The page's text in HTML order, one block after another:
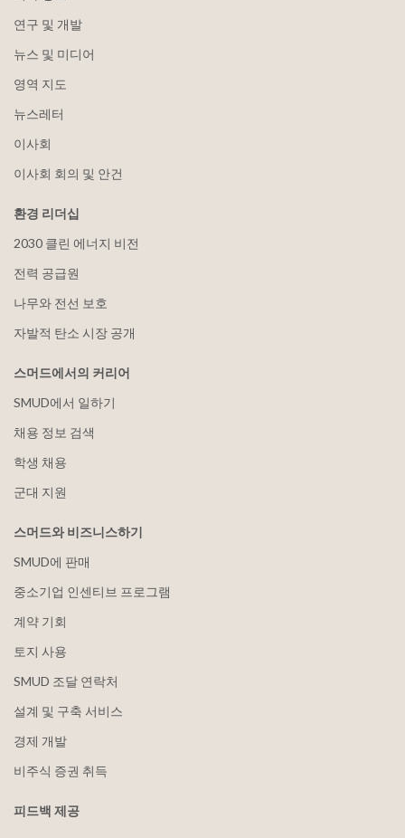
연구 및 개발
뉴스 및 미디어
영역 지도
뉴스레터
이사회
이사회 회의 및 안건
환경 리더십
2030 클린 에너지 비전
전력 공급원
나무와 전선 보호
자발적 탄소 시장 공개
스머드에서의 커리어
SMUD에서 일하기
채용 정보 검색
학생 채용
군대 지원
스머드와 비즈니스하기
SMUD에 판매
중소기업 인센티브 프로그램
계약 기회
토지 사용
SMUD 조달 연락처
설계 및 구축 서비스
경제 개발
비주식 증권 취득
피드백 제공